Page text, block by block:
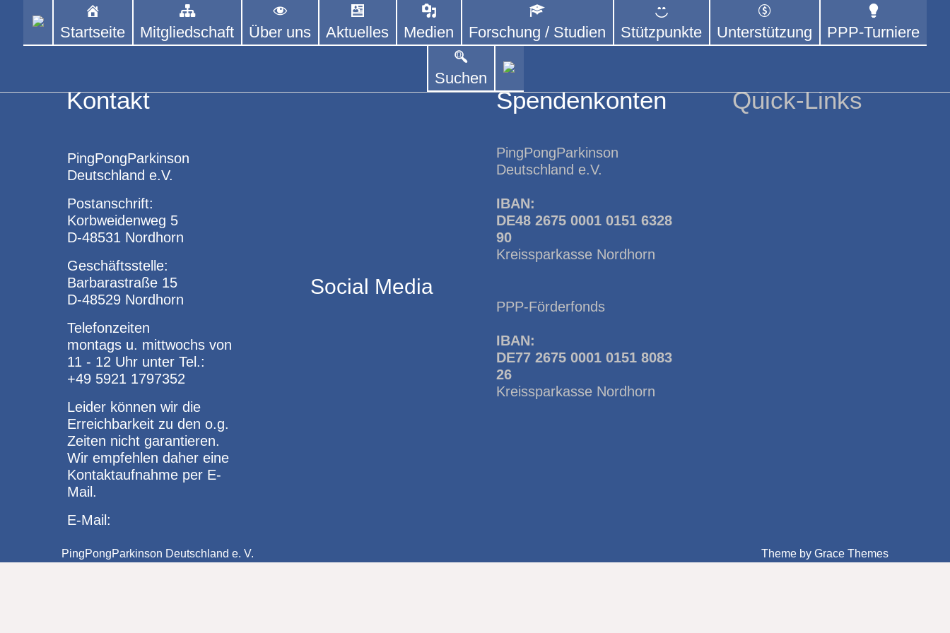
PINGPONGPARKINSON DEUTSCHLAND E. V.
ist der bundesweite Zusammenschluss von kooperierenden Vereinen und Einzelpersonen, der sich – mit dem Mittel
Tischtennis – überwiegend ehrenamtlich um Personen mit Parkinson und deren Angehörige kümmert.
Startseite Mitgliedschaft Über uns Aktuelles Medien Forschung / Studien Stützpunkte Unterstützung PPP-Turniere
Suchen
Kontakt
PingPongParkinson
Deutschland e.V.
Postanschrift:
Korbweidenweg 5
D-48531 Nordhorn
Geschäftsstelle:
Barbarastraße 15
D-48529 Nordhorn
Telefonzeiten
montags u. mittwochs von
11 - 12 Uhr unter Tel.:
+49 5921 1797352
Leider können wir die
Erreichbarkeit zu den o.g.
Zeiten nicht garantieren.
Wir empfehlen daher eine
Kontaktaufnahme per E-
Mail.
E-Mail:
Social Media
Spendenkonten
PingPongParkinson
Deutschland e.V.
IBAN:
DE48 2675 0001 0151 6328
90
Kreissparkasse Nordhorn
PPP-Förderfonds
IBAN:
DE77 2675 0001 0151 8083
26
Kreissparkasse Nordhorn
Quick-Links
PingPongParkinson Deutschland e. V. Theme by Grace Themes